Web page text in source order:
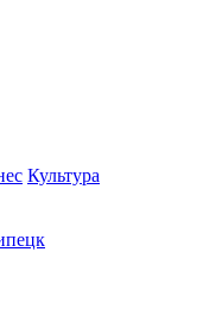
Культура